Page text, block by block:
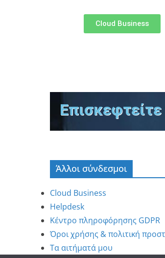
Cloud Business
Άλλοι σύνδεσμοι
Cloud Business
Helpdesk
Κέντρο πληροφόρησης GDPR
Όροι χρήσης & πολιτική
Τα αιτήματά μου